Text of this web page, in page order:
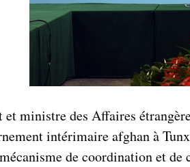
ministre des Affaires
intérimaire afghan à
de coordination et